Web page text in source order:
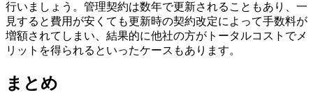
行いましょう。管理契約は数年で更新されることもあり、一
見すると費用が安くても 更新時の契約改定によって手数料が
増額されてしまい、結果的に他社の方がトータルコストでメ
リットを得られるといったケースもあります。
まとめ